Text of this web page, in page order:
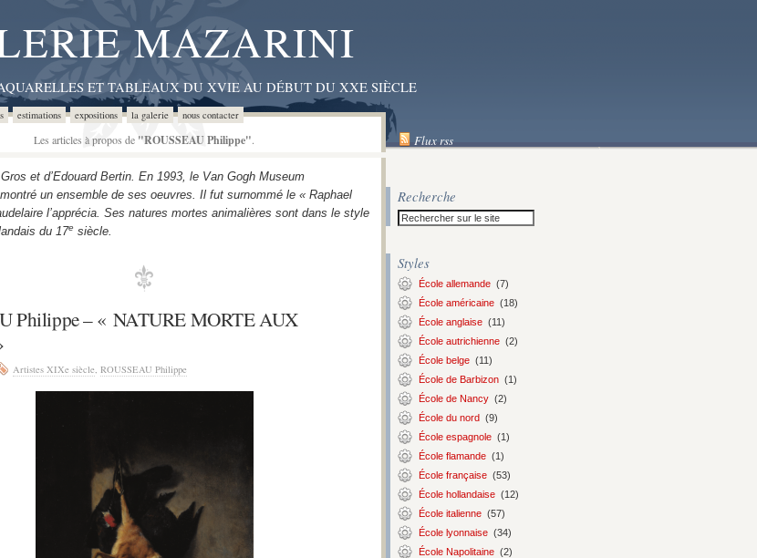
MAZARINI
ET TABLEAUX DU XVIE AU DÉBUT DU XXE SIÈCLE
estimations expositions la galerie nous contacter
Les articles à propos de "ROUSSEAU Philippe". Flux rss
et d’Edouard Bertin. En 1993, le Van Gogh Museum
un ensemble de ses oeuvres. Il fut surnommé le « Raphael
l’apprécia. Ses natures mortes animalières sont dans le style
du 17e siècle.
Philippe – « NATURE MORTE AUX
Artistes XIXe siècle, ROUSSEAU Philippe
Recherche
Styles
École allemande (7)
École américaine (18)
École anglaise (11)
École autrichienne (2)
École belge (11)
École de Barbizon (1)
École de Nancy (2)
École du nord (9)
École espagnole (1)
École flamande (1)
École française (53)
École hollandaise (12)
École italienne (57)
École lyonnaise (34)
École Napolitaine (2)